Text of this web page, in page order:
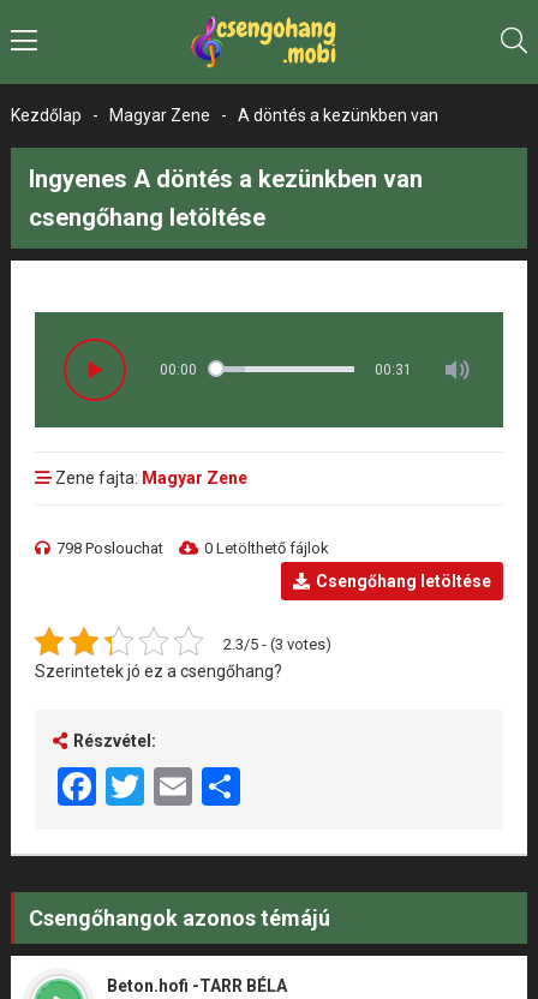
Kezdőlap - Magyar Zene - A döntés a kezünkben van
Ingyenes A döntés a kezünkben van
csengőhang letöltése
00:00 00:31
Zene fajta: Magyar Zene
798 Poslouchat 0 Letölthető fájlok
Csengőhang letöltése
2.3/5 - (3 votes)
Szerintetek jó ez a csengőhang?
Részvétel:
Facebook
Twitter
EmailShare
Csengőhangok azonos témájú
Beton.hofi -TARR BÉLA